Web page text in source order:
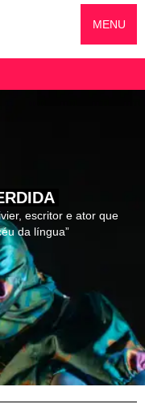
MENU
escritor e ator que
da língua”